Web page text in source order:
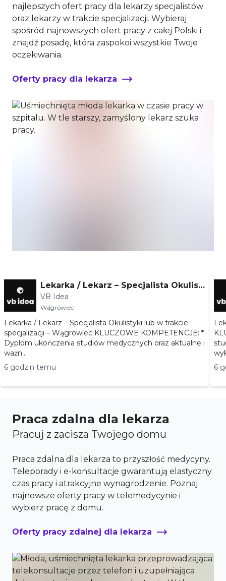
najlepszych ofert pracy dla lekarzy specjalistów
oraz lekarzy w trakcie specjalizacji. Wybieraj
spośród najnowszych ofert pracy z całej Polski i
znajdź posadę, która zaspokoi wszystkie Twoje
oczekiwania.
Oferty pracy dla lekarza
Lekarka / Lekarz – Specjalista Okulist
yki lub w trakcie specjalizacji – Wągr
owiec
VB Idea
Wągrowiec
Lekarka / Lekarz – Specjalista Okulistyki lub w trakcie
specjalizacji – Wągrowiec KLUCZOWE KOMPETENCJE: *
Dyplom ukończenia studiów medycznych oraz aktualne i
ważn...
6 godzin temu
6
Praca zdalna dla lekarza
Pracuj z zacisza Twojego domu
Praca zdalna dla lekarza to przyszłość medycyny.
Teleporady i e-konsultacje gwarantują elastyczny
czas pracy i atrakcyjne wynagrodzenie. Poznaj
najnowsze oferty pracy w telemedycynie i
wybierz pracę z domu.
Oferty pracy zdalnej dla lekarza